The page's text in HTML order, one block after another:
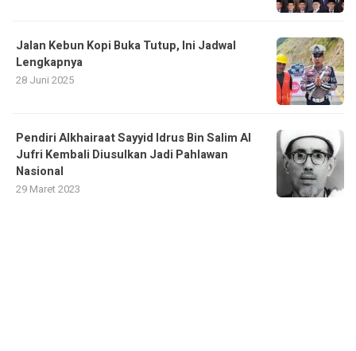
Jalan Kebun Kopi Buka Tutup, Ini Jadwal
Lengkapnya
28 Juni 2025
Pendiri Alkhairaat Sayyid Idrus Bin Salim Al
Jufri Kembali Diusulkan Jadi Pahlawan
Nasional
29 Maret 2023